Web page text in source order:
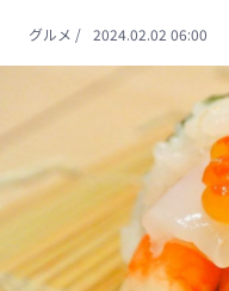
グルメ / 2024.02.02 06:00